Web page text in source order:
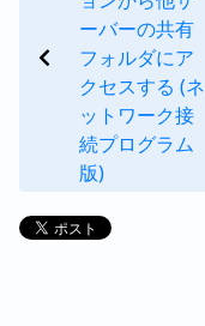
ーバーの共有
フォルダにア
クセスする (ネ
ットワーク接
続プログラム
版)